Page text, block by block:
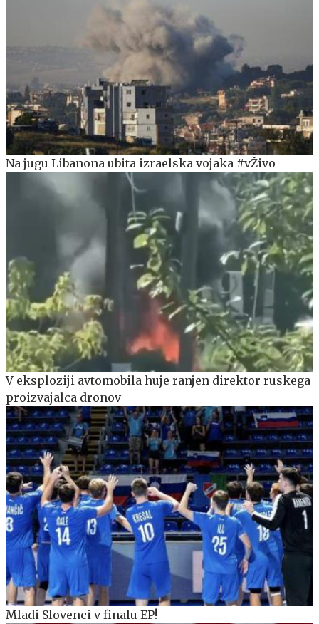
Na jugu Libanona ubita izraelska vojaka #vŽivo
V eksploziji avtomobila huje ranjen direktor ruskega
proizvajalca dronov
Mladi Slovenci v finalu EP!